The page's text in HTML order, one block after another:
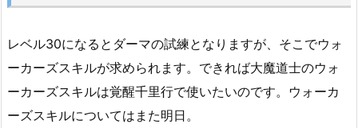
レベル30になるとダーマの試練となりますが、そこでウォ
ーカーズスキルが求められます。できれば大魔道士のウォ
ーカーズスキルは覚醒千里行で使いたいのです。ウォーカ
ーズスキルについてはまた明日。